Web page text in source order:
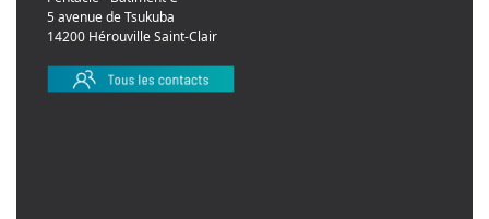
5 avenue de Tsukuba
14200 Hérouville Saint-Clair